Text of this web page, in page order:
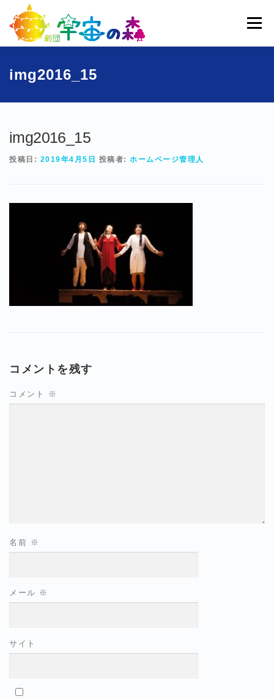
ッ
メニュー
ホーム 宇宙の森とは
img2016_15
img2016_15
投稿日: 2019年4月5日 投稿者: ホームページ管理人
コメントを残す
コメント ※
名前 ※
メール ※
サイト